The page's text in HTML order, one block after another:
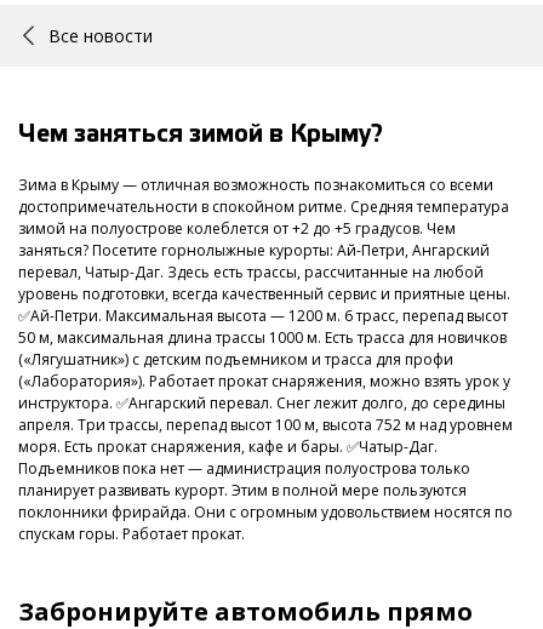
Все новости
Чем заняться зимой в Крыму?
Зима в Крыму — отличная возможность познакомиться со всеми
достопримечательности в спокойном ритме. Средняя температура
зимой на полуострове колеблется от +2 до +5 градусов. Чем
заняться? Посетите горнолыжные курорты: Ай-Петри, Ангарский
перевал, Чатыр-Даг. Здесь есть трассы, рассчитанные на любой
уровень подготовки, всегда качественный сервис и приятные цены.
✅Ай-Петри. Максимальная высота — 1200 м. 6 трасс, перепад высот
50 м, максимальная длина трассы 1000 м. Есть трасса для новичков
(«Лягушатник») с детским подъемником и трасса для профи
(«Лаборатория»). Работает прокат снаряжения, можно взять урок у
инструктора. ✅Ангарский перевал. Снег лежит долго, до середины
апреля. Три трассы, перепад высот 100 м, высота 752 м над уровнем
моря. Есть прокат снаряжения, кафе и бары. ✅Чатыр-Даг.
Подъемников пока нет — администрация полуострова только
планирует развивать курорт. Этим в полной мере пользуются
поклонники фрирайда. Они с огромным удовольствием носятся по
спускам горы. Работает прокат.
Забронируйте автомобиль прямо